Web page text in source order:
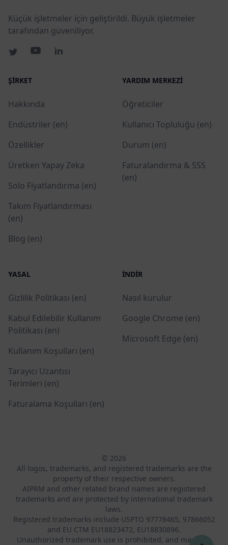
Küçük işletmeler için geliştirildi. Büyük işletmeler
tarafından güveniliyor.
ŞIRKET
Hakkında
Endüstriler (en)
Özellikler
Üretken Yapay Zeka
Solo Fiyatlandırma (en)
Takım Fiyatlandırması
(en)
Blog (en)
YARDIM MERKEZI
Öğreticiler
Kullanıcı Topluluğu (en)
Durum (en)
Faturalandırma & SSS
(en)
YASAL
Gizlilik Politikası (en)
Kabul Edilebilir Kullanım
Politikası (en)
Kullanım Koşulları (en)
Tarayıcı Uzantısı
Terimleri (en)
Faturalama Koşulları (en)
İNDIR
Nasıl kurulur
Google Chrome (en)
Microsoft Edge (en)
© 2026
All logos, trademarks, and registered trademarks are the
property of their respective owners.
AIPRM and other related brand names are registered
trademarks and are protected by international trademark
laws.
Registered trademarks include USPTO 97778465, 97866052
and EU CTM EU18823472, EU18830896.
Unauthorized trademark use is prohibited, and may be a